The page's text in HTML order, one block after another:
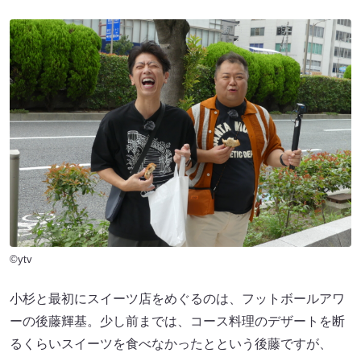
©ytv
小杉と最初にスイーツ店をめぐるのは、フットボールアワ
ーの後藤輝基。少し前までは、コース料理のデザートを断
るくらいスイーツを食べなかったとという後藤ですが、